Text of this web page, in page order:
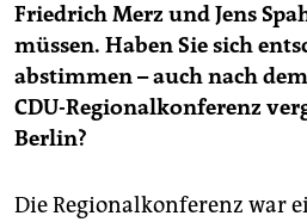
Friedrich Merz und Jens
müssen. Haben Sie sich
abstimmen – auch nach
CDU-Regionalkonferenz
Berlin?
Die Regionalkonferenz war